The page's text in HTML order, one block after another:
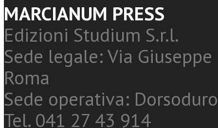
MARCIANUM PRESS
Edizioni Studium S.r.l.
Sede legale: Via
Roma
Sede operativa:
Tel. 041 27 43 914